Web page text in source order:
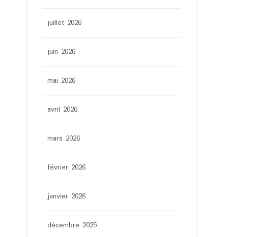
juillet 2026
juin 2026
mai 2026
avril 2026
mars 2026
février 2026
janvier 2026
décembre 2025